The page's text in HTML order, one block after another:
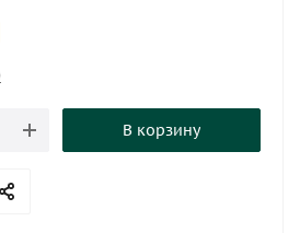
В корзину